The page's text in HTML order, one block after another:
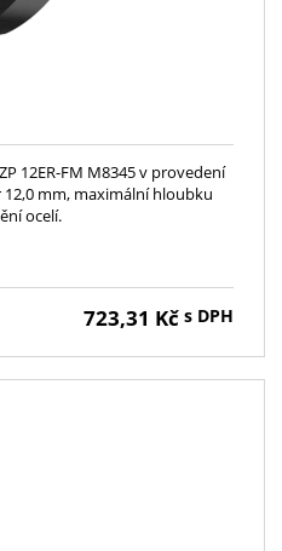
12ER-FM M8345 v provedení
mm, maximální hloubku
ocelí.
723,31 Kč s DPH